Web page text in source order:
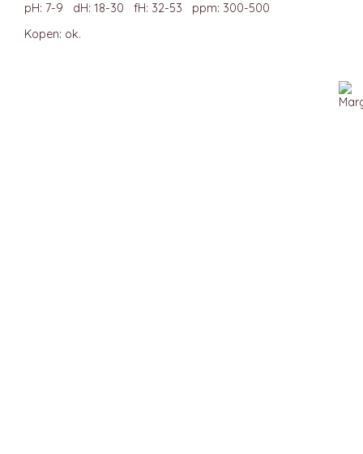
pH: 7-9 dH: 18-30 fH: 32-53 ppm: 300-500
Kopen: ok.